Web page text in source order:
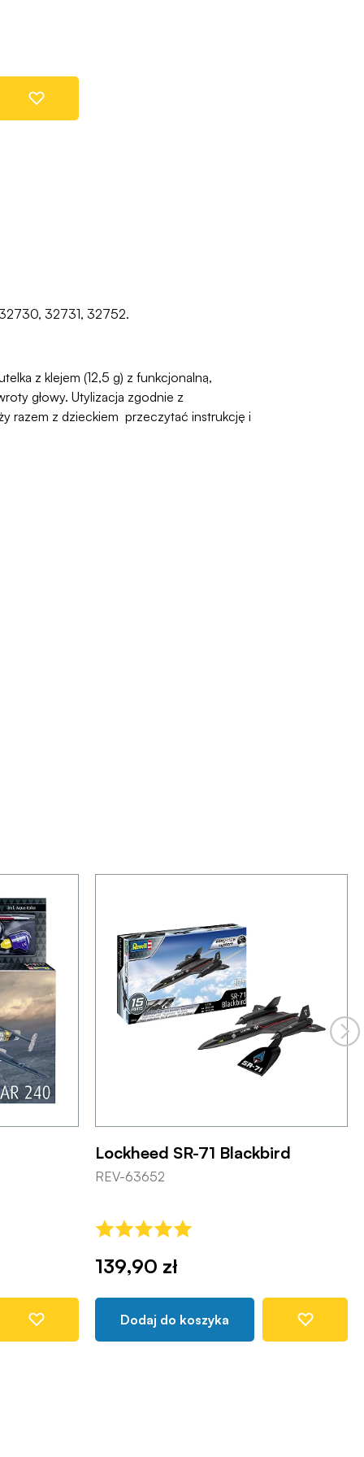
32731, 32752.
z klejem (12,5 g) z funkcjonalną,
głowy. Utylizacja zgodnie z
razem z dzieckiem przeczytać instrukcję i
Lockheed SR-71 Blackbird
REV-63652
139,90 zł
Dodaj do koszyka